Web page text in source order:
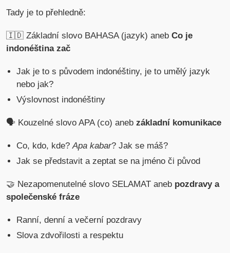
Tady je to přehledně:
🇮🇩 Základní slovo BAHASA (jazyk) anebCo je
indonéština zač
Jak je to s původem indonéštiny, je to umělý jazyk
nebo jak?
Výslovnost indonéštiny
🗣️ Kouzelné slovo APA (co) anebzákladní komunikace
Co, kdo, kde?Apa kabar? Jak se máš?
Jak se představit a zeptat se na jméno či původ
🤝 Nezapomenutelné slovo SELAMAT aneb pozdravy a
společenské fráze
Ranní, denní a večerní pozdravy
Slova zdvořilosti a respektu